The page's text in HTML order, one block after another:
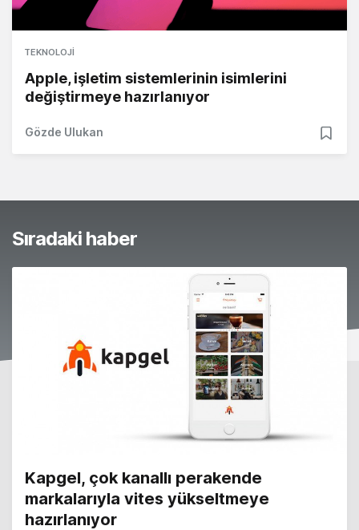
TEKNOLOJI
Apple, işletim sistemlerinin isimlerini
değiştirmeye hazırlanıyor
Gözde Ulukan
Sıradaki haber
Kapgel, çok kanallı perakende
markalarıyla vites yükseltmeye
hazırlanıyor